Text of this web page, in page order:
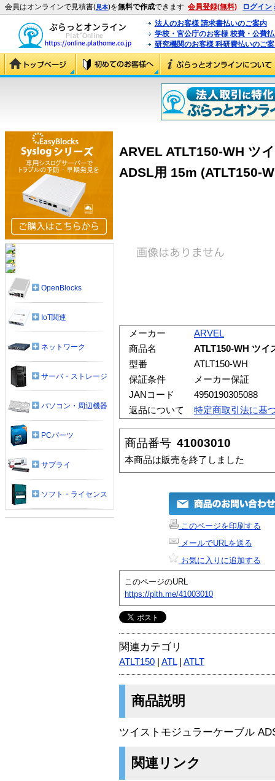
会員はオンラインで見積書(見本)を無料で作成できます 会員登録(無料) ログイン
法人のお客様 請求書払いのご案内
学校・官公庁のお客様 校費・公費
研究機関のお客様 科研費払いのご
ARVEL ATLT150-WH ツ
ADSL用 15m (ATLT150-
メーカー
ARVEL
商品名
ATLT150-WH ツイ
型番
ATLT150-WH
保証条件
メーカー保証
JANコード
4950190305088
返品について
特定商取引法に基
商品番号 41003010
本商品は販売を終了しました
このページを印刷する
メールでURLを送る
お気に入りに追加する
このページのURL
https://plth.me/41003010
関連カテゴリ
ATLT150 ATL| ATLT
商品説明
ツイストモジュラーケーブル
関連リンク
OpenBlocks
IoT関連
ネットワーク
サーバ・ストレージ
パソコン・周辺機器
PCパーツ
サプライ
ソフト・ライセンス